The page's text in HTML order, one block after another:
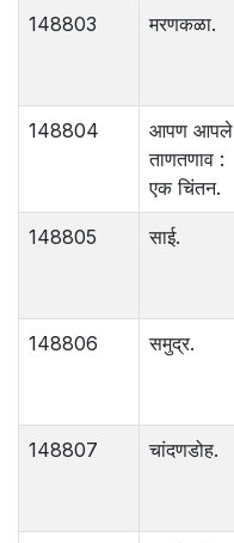
148803 मरणकळा.
148804
आपण आपले
ताणतणाव :
एक चिंतन.
148805 साई.
148806 समुद्र.
148807 चांदणडोह.